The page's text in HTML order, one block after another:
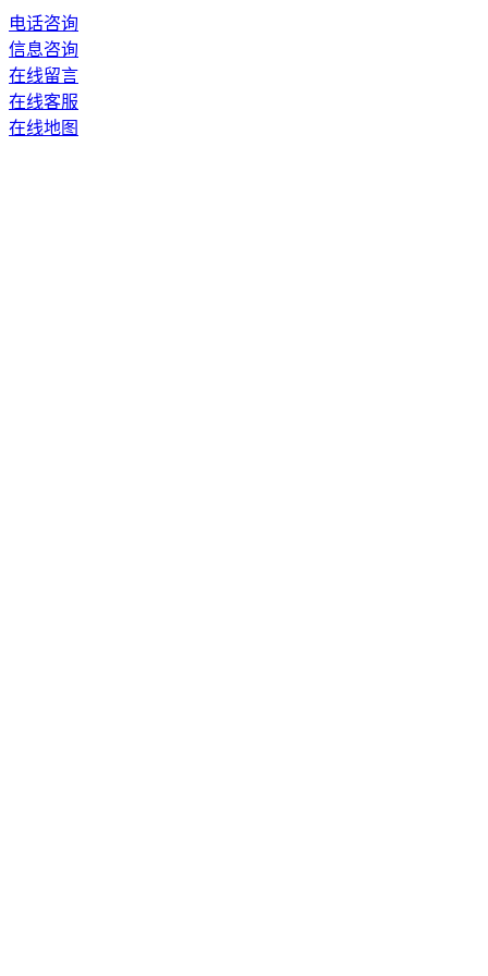
电话咨询
信息咨询
在线留言
在线客服
在线地图